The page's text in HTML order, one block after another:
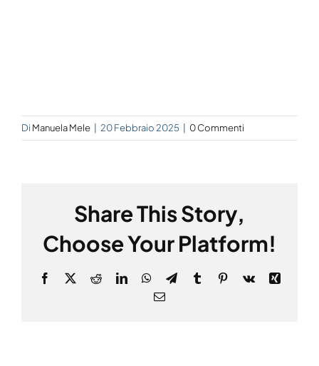
Di Manuela Mele 20 Febbraio 2025 0 Commenti
Share This Story,
Choose Your Platform!
Facebook
X RedditLinkedInWhatsApp
TelegramTumblrPinterest
Vk
Xing
Email